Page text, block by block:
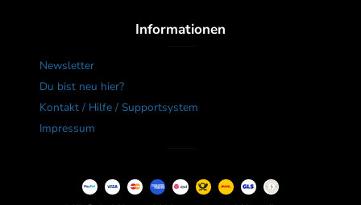
Informationen
Newsletter
Du bist neu hier?
Kontakt / Hilfe / Supportsystem
Impressum